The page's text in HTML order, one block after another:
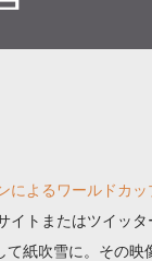
によるワールドカッ
イトまたはツイッ
て紙吹雪に。その映